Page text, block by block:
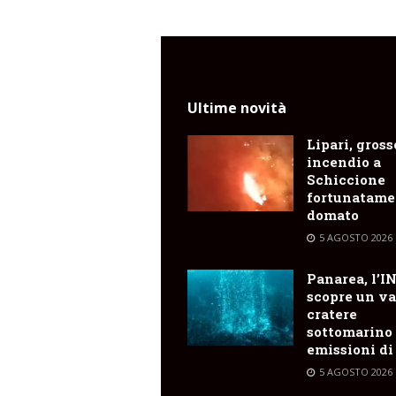
Ultime novità
Lipari,
incendio a
Schiccione
domato
5 AGOSTO 2026
Panarea,
scopre un
cratere
sottomarino
emissioni di
5 AGOSTO 2026